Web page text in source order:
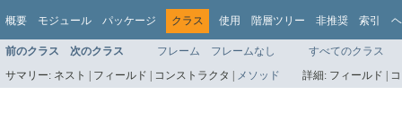
概要 モジュール パッケージ クラス 使用 階層ツリー 非推奨 索引
前のクラス 次のクラス フレーム フレームなし
すべてのクラス
サマリー: ネスト | フィールド | コンストラクタ | メソッド 詳細: フィールド |